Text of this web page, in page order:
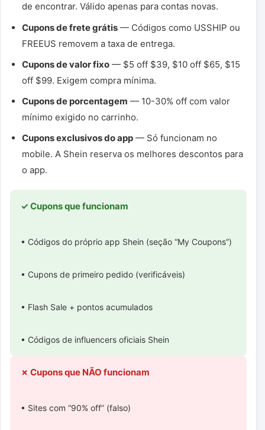
de encontrar. Válido apenas para contas novas.
Cupons de frete grátis — Códigos como USSHIP ou
FREEUS removem a taxa de entrega.
Cupons de valor fixo — $5 off $39, $10 off $65, $15
off $99. Exigem compra mínima.
Cupons de porcentagem — 10-30% off com valor
mínimo exigido no carrinho.
Cupons exclusivos do app — Só funcionam no
mobile. A Shein reserva os melhores descontos para
o app.
✓ Cupons que funcionam
• Códigos do próprio app Shein (seção “My Coupons”)
• Cupons de primeiro pedido (verificáveis)
• Flash Sale + pontos acumulados
• Códigos de influencers oficiais Shein
✗ Cupons que NÃO funcionam
• Sites com “90% off” (falso)